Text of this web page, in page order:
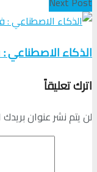
الذكاء الاصطناعي
اترك تعليقاً
لن يتم نشر عنوان بريدك